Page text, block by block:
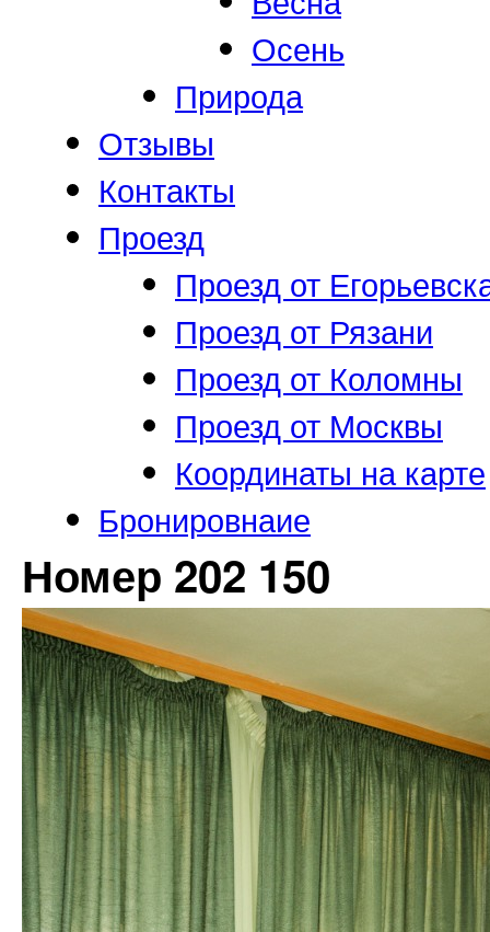
Осень
Природа
Отзывы
Контакты
Проезд
Проезд от
Проезд от Рязани
Проезд от Коломны
Проезд от Москвы
Координаты на карте
Бронировнаие
Номер 202 150